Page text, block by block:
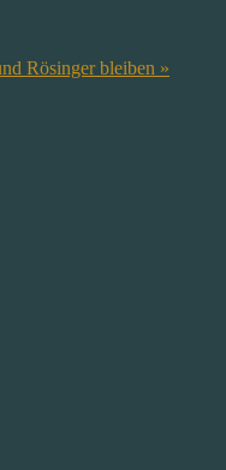
Rösinger bleiben »